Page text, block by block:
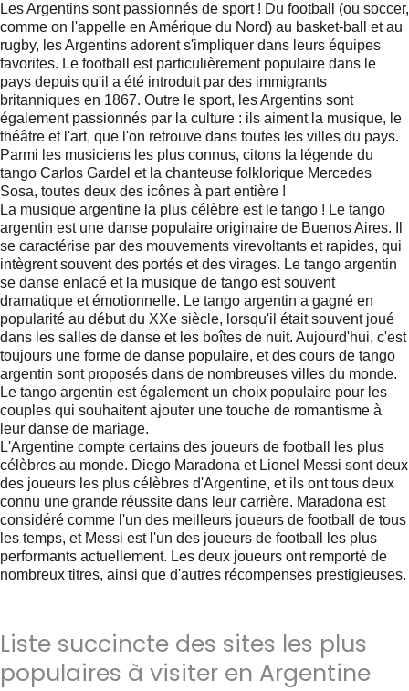
Les Argentins sont passionnés de sport ! Du football (ou soccer,
comme on l'appelle en Amérique du Nord) au basket-ball et au
rugby, les Argentins adorent s'impliquer dans leurs équipes
favorites. Le football est particulièrement populaire dans le
pays depuis qu'il a été introduit par des immigrants
britanniques en 1867. Outre le sport, les Argentins sont
également passionnés par la culture : ils aiment la musique, le
théâtre et l'art, que l'on retrouve dans toutes les villes du pays.
Parmi les musiciens les plus connus, citons la légende du
tango Carlos Gardel et la chanteuse folklorique Mercedes
Sosa, toutes deux des icônes à part entière !
La musique argentine la plus célèbre est le tango ! Le tango
argentin est une danse populaire originaire de Buenos Aires. Il
se caractérise par des mouvements virevoltants et rapides, qui
intègrent souvent des portés et des virages. Le tango argentin
se danse enlacé et la musique de tango est souvent
dramatique et émotionnelle. Le tango argentin a gagné en
popularité au début du XXe siècle, lorsqu'il était souvent joué
dans les salles de danse et les boîtes de nuit. Aujourd'hui, c'est
toujours une forme de danse populaire, et des cours de tango
argentin sont proposés dans de nombreuses villes du monde.
Le tango argentin est également un choix populaire pour les
couples qui souhaitent ajouter une touche de romantisme à
leur danse de mariage.
L'Argentine compte certains des joueurs de football les plus
célèbres au monde. Diego Maradona et Lionel Messi sont deux
des joueurs les plus célèbres d'Argentine, et ils ont tous deux
connu une grande réussite dans leur carrière. Maradona est
considéré comme l'un des meilleurs joueurs de football de tous
les temps, et Messi est l'un des joueurs de football les plus
performants actuellement. Les deux joueurs ont remporté de
nombreux titres, ainsi que d'autres récompenses prestigieuses.
Liste succincte des sites les plus
populaires à visiter en Argentine